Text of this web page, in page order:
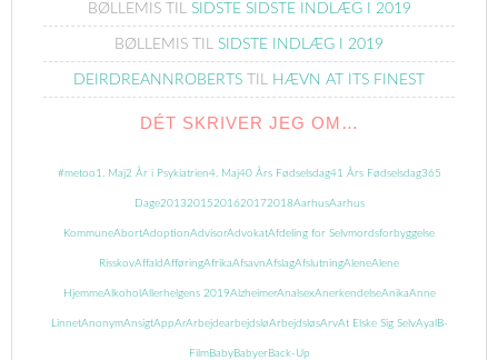
BØLLEMISTIL SIDSTE SIDSTE INDLÆG I 2019
BØLLEMIS TIL SIDSTE INDLÆG I 2019
DEIRDREANNROBERTS TIL HÆVN AT ITS FINEST
DÉT SKRIVER JEG OM…
#metoo 1. Maj2 År i Psykiatrien4. Maj40 Års Fødselsdag41 Års Fødselsdag365
Dage20132015201620172018AarhusAarhus
KommuneAbortAdoptionAdvisorAdvokatAfdeling for Selvmordsforbyggelse
RisskovAffald AfføringAfrikaAfsavnAfslagAfslutningAleneAlene
HjemmeAlkohol Allerhelgens 2019AlzheimerAnalsexAnerkendelseAnikaAnne
LinnetAnonymAnsigtAppArArbejdearbejdsløArbejdsløsArvAt Elske Sig SelvAyal B-
FilmBabyBabyerBack-Up